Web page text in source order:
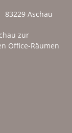
Aschau
zur
Office-Räumen